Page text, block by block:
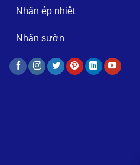
Nhãn ép nhiệt
Nhãn sườn